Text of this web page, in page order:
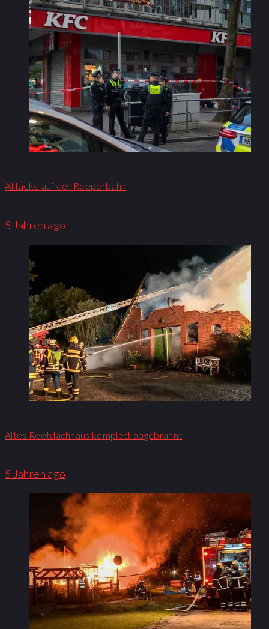
Attacke auf der Reeperbahn
5 Jahren ago
Altes Reetdachhaus komplett abgebrannt
5 Jahren ago